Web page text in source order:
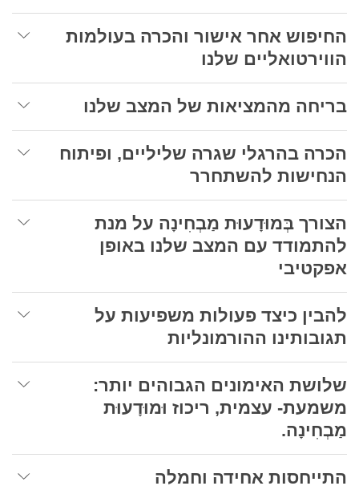
החיפוש אחר אישור והכרה בעולמות
הווירטואליים שלנו
בריחה מהמציאות של המצב שלנו
הכרה בהרגלי שגרה שליליים, ופיתוח
הנחישות להשתחרר
הצורך בְּמוּדָעוּת מַבְחִינָה על מנת
להתמודד עם המצב שלנו באופן
אפקטיבי
להבין כיצד פעולות משפיעות על
תגובותינו ההורמונליות
שלושת האימונים הגבוהים יותר:
משמעת- עצמית, ריכוז וּמוּדָעוּת
מַבְחִינָה.
התייחסות אחידה וחמלה